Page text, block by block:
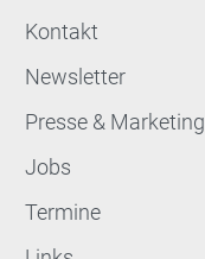
Kontakt
Newsletter
Presse & Marketing
Jobs
Termine